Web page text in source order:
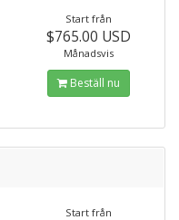
Start från
$765.00 USD
Månadsvis
Beställ nu
Start från